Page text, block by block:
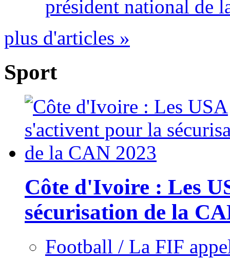
président national de
plus d'articles »
Sport
Côte d'Ivoire : Les
sécurisation de la
Football / La FIF